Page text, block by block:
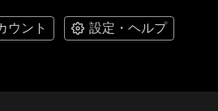
ウント 設定・ヘルプ